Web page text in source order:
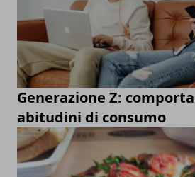
Generazione Z:
abitudini di consumo